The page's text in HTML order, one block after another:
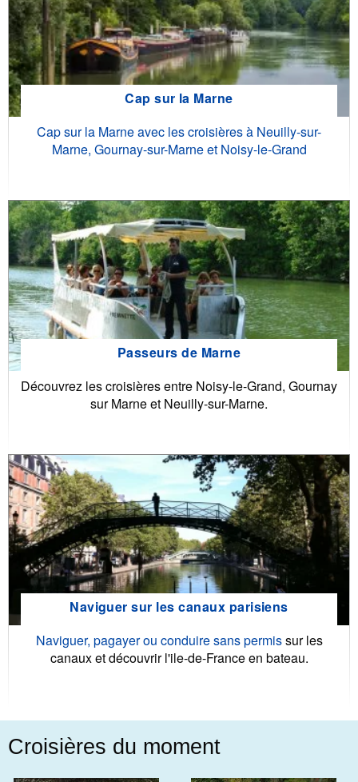
Cap sur la Marne
Cap sur la Marne avec les croisières à Neuilly-sur-
Marne, Gournay-sur-Marne et Noisy-le-Grand
Passeurs de Marne
Découvrez les croisières entre Noisy-le-Grand, Gournay
sur Marne et Neuilly-sur-Marne.
Naviguer sur les canaux parisiens
Naviguer, pagayer ou conduire sans permissur les
canaux et découvrir l'ile-de-France en bateau.
Croisières du moment